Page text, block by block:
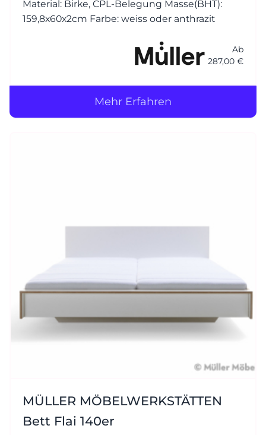
Material: Birke, CPL-Belegung Masse(BHT):
159,8x60x2cm Farbe: weiss oder anthrazit
Ab
287,00 €
Mehr Erfahren
MÜLLER MÖBELWERKSTÄTTEN
Bett Flai 140er